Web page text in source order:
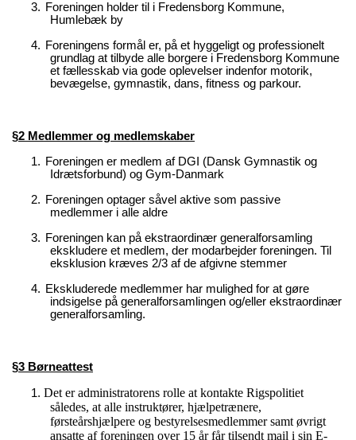
3. Foreningen holder til i Fredensborg Kommune,
Humlebæk by
4. Foreningens formål er, på et hyggeligt og professionelt
grundlag at tilbyde alle borgere i Fredensborg Kommune
et fællesskab via gode oplevelser indenfor motorik,
bevægelse, gymnastik, dans, fitness og parkour.
§2 Medlemmer og medlemskaber
1. Foreningen er medlem af DGI (Dansk Gymnastik og
Idrætsforbund) og Gym-Danmark
2. Foreningen optager såvel aktive som passive
medlemmer i alle aldre
3. Foreningen kan på ekstraordinær generalforsamling
ekskludere et medlem, der modarbejder foreningen. Til
eksklusion kræves 2/3 af de afgivne stemmer
4. Ekskluderede medlemmer har mulighed for at gøre
indsigelse på generalforsamlingen og/eller ekstraordinær
generalforsamling.
§3 Børneattest
1. Det er administratorens rolle at kontakte Rigspolitiet
således, at alle instruktører, hjælpetrænere,
førsteårshjælpere og bestyrelsesmedlemmer samt øvrigt
ansatte af foreningen over 15 år får tilsendt mail i sin E-